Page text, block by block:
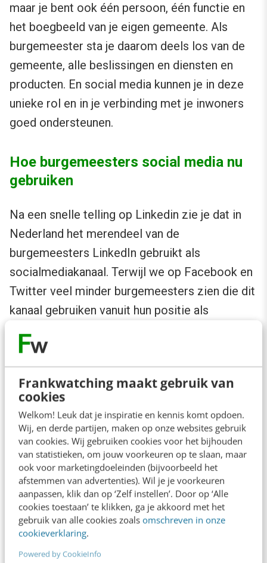
Frankwatching maakt gebruik van
cookies
Welkom! Leuk dat je inspiratie en kennis komt opdoen.
Wij, en derde partijen, maken op onze websites gebruik
van cookies. Wij gebruiken cookies voor het bijhouden
van statistieken, om jouw voorkeuren op te slaan, maar
ook voor marketingdoeleinden (bijvoorbeeld het
afstemmen van advertenties). Wil je je voorkeuren
aanpassen, klik dan op ‘Zelf instellen’. Door op ‘Alle
cookies toestaan’ te klikken, ga je akkoord met het
gebruik van alle cookies zoals omschreven in onze
cookieverklaring.
Powered by CookieInfo
maar je bent ook één persoon, één functie en
het boegbeeld van je eigen gemeente. Als
burgemeester sta je daarom deels los van de
gemeente, alle beslissingen en diensten en
producten. En social media kunnen je in deze
unieke rol en in je verbinding met je inwoners
goed ondersteunen.
Hoe burgemeesters social media nu
gebruiken
Na een snelle telling op Linkedin zie je dat in
Nederland het merendeel van de
burgemeesters LinkedIn gebruikt als
socialmediakanaal. Terwijl we op Facebook en
Twitter veel minder burgemeesters zien die dit
kanaal gebruiken vanuit hun positie als
LinkedIn
zakelijke boodschappen te verspreiden. Maar
kom je via dit platform echt in verbinding met
je eigen inwoners?
LinkedIn (zakelijk) versus Facebook
(het volk)
Dus hoewel veel burgemeesters actief zijn op
social media, is het de vraag of ze hiermee het
juiste doel onder inwoners behalen. Als je naar
onderstaande grafiek kijkt, zie je hoeveel